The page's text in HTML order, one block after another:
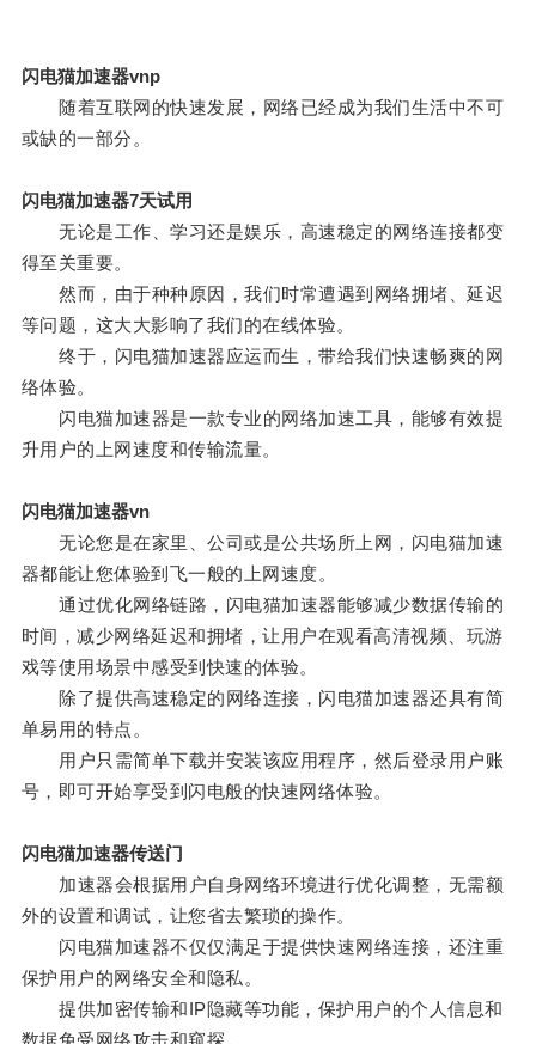
闪电猫加速器vnp
随着互联网的快速发展，网络已经成为我们生活中不可
或缺的一部分。
闪电猫加速器7天试用
无论是工作、学习还是娱乐，高速稳定的网络连接都变
得至关重要。
然而，由于种种原因，我们时常遭遇到网络拥堵、延迟
等问题，这大大影响了我们的在线体验。
终于，闪电猫加速器应运而生，带给我们快速畅爽的网
络体验。
闪电猫加速器是一款专业的网络加速工具，能够有效提
升用户的上网速度和传输流量。
闪电猫加速器vn
无论您是在家里、公司或是公共场所上网，闪电猫加速
器都能让您体验到飞一般的上网速度。
通过优化网络链路，闪电猫加速器能够减少数据传输的
时间，减少网络延迟和拥堵，让用户在观看高清视频、玩游
戏等使用场景中感受到快速的体验。
除了提供高速稳定的网络连接，闪电猫加速器还具有简
单易用的特点。
用户只需简单下载并安装该应用程序，然后登录用户账
号，即可开始享受到闪电般的快速网络体验。
闪电猫加速器传送门
加速器会根据用户自身网络环境进行优化调整，无需额
外的设置和调试，让您省去繁琐的操作。
闪电猫加速器不仅仅满足于提供快速网络连接，还注重
保护用户的网络安全和隐私。
提供加密传输和IP隐藏等功能，保护用户的个人信息和